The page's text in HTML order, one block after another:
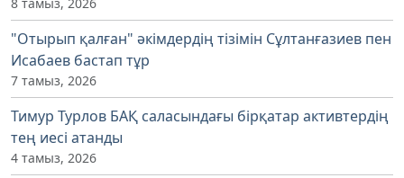
"Отырып қалған" әкімдердің тізімін Сұлтанғазиев пен
Исабаев бастап тұр
7 тамыз, 2026
Тимур Турлов БАҚ саласындағы бірқатар активтердің
тең иесі атанды
4 тамыз, 2026